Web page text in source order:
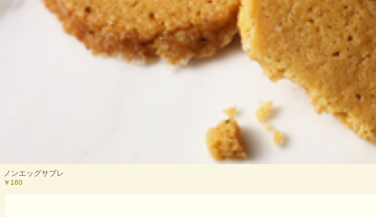
ノンエッグサブレ
￥160